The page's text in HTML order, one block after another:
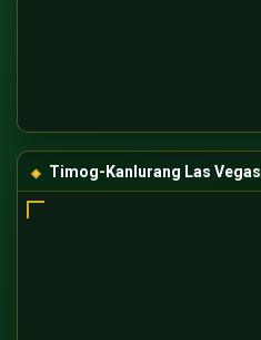
Timog-Kanlurang Las Vegas